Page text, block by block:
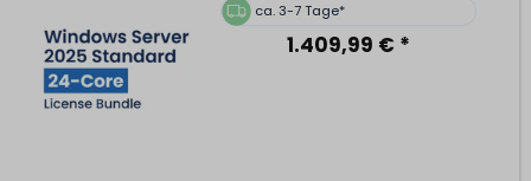
ca. 3-7 Tage*
1.409,99 € *